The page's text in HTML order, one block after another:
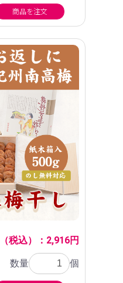
商品を注文
税込）：2,916円
数量 個